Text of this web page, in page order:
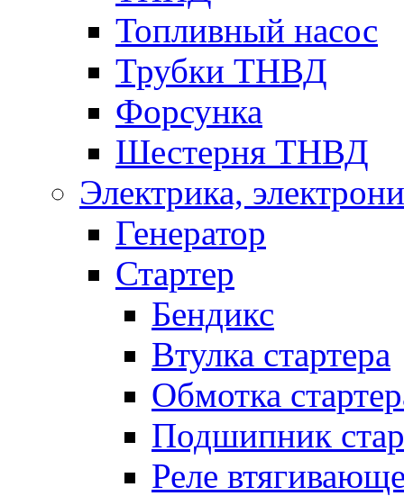
Топливный насос
Трубки ТНВД
Форсунка
Шестерня ТНВД
Электрика,
Генератор
Стартер
Бендикс
Втулка стартера
Обмотка
Подшипник
Реле